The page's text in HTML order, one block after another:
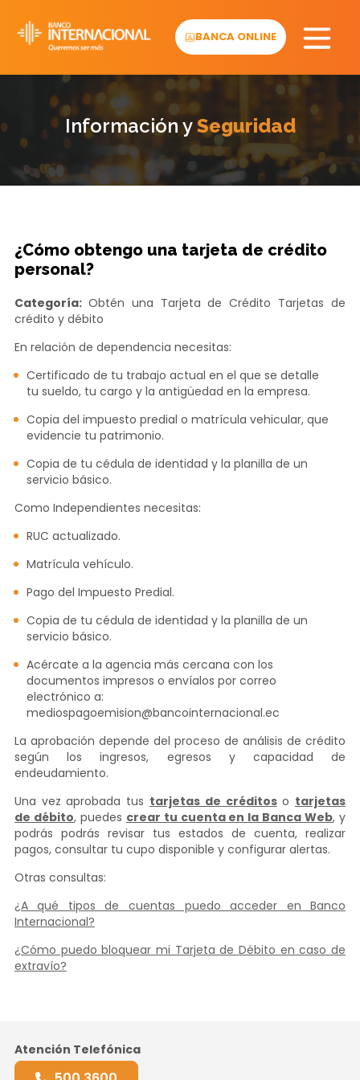
content
BANCA ONLINE
Información ySeguridad
¿Cómo obtengo una tarjeta de crédito
personal?
Categoría: Obtén una Tarjeta de Crédito Tarjetas de
crédito y débito
En relación de dependencia necesitas:
Certificado de tu trabajo actual en el que se detalle
tu sueldo, tu cargo y la antigüedad en la empresa.
Copia del impuesto predial o matrícula vehicular, que
evidencie tu patrimonio.
Copia de tu cédula de identidad y la planilla de un
servicio básico.
Como Independientes necesitas:
RUC actualizado.
Matrícula vehículo.
Pago del Impuesto Predial.
Copia de tu cédula de identidad y la planilla de un
servicio básico.
Acércate a la agencia más cercana con los
documentos impresos o envíalos por correo
electrónico a:
mediospagoemision@bancointernacional.ec
La aprobación depende del proceso de análisis de crédito
según los ingresos, egresos y capacidad de
endeudamiento.
Una vez aprobada tus tarjetas de créditoso tarjetas
de débito, puedes crear tu cuenta en la Banca Web, y
podrás podrás revisar tus estados de cuenta, realizar
pagos, consultar tu cupo disponible y configurar alertas.
Otras consultas:
¿A qué tipos de cuentas puedo acceder en Banco
Internacional?
¿Cómo puedo bloquear mi Tarjeta de Débito en caso de
extravío?
Atención Telefónica